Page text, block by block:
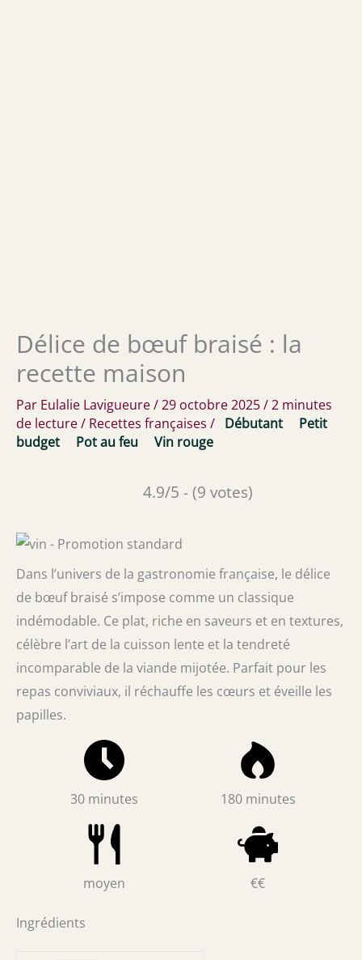
Délice de bœuf braisé : la
recette maison
Par Eulalie Lavigueure/29 octobre 2025/2 minutes
de lecture/ Recettes françaises / Débutant
Petit
budget
Pot au feu Vin rouge
4.9/5 - (9 votes)
Dans l’univers de la gastronomie française, le délice
de bœuf braisé s’impose comme un classique
indémodable. Ce plat, riche en saveurs et en textures,
célèbre l’art de la cuisson lente et la tendreté
incomparable de la viande mijotée. Parfait pour les
repas conviviaux, il réchauffe les cœurs et éveille les
papilles.
30 minutes 180 minutes
moyen €€
Ingrédients